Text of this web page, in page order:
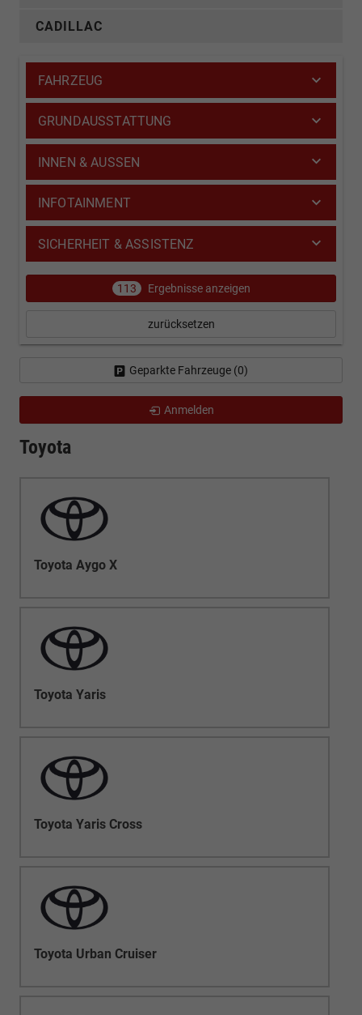
Toyota
Toyota Aygo X
Toyota Yaris
Toyota Yaris Cross
Toyota Urban Cruiser
CADILLAC
FAHRZEUG
GRUNDAUSSTATTUNG
INNEN & AUSSEN
INFOTAINMENT
SICHERHEIT & ASSISTENZ
113 Ergebnisse anzeigen
zurücksetzen
Geparkte Fahrzeuge (0)
Anmelden